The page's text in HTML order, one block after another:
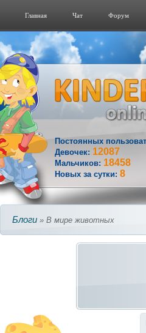
Главная Чат Форум
Постоянных
Девочек: 12087
Мальчиков: 18458
Новых за сутки: 8
Блоги » В мире животных